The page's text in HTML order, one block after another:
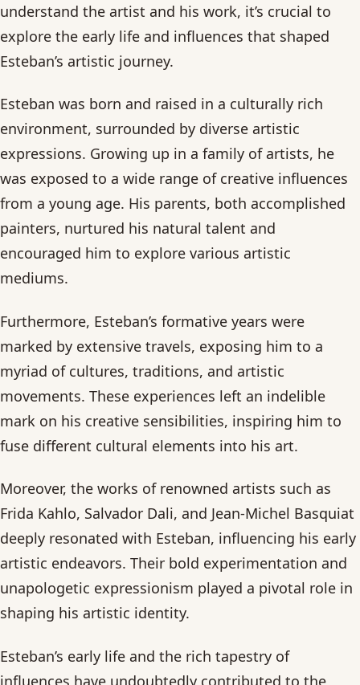
understand the artist and his work, it’s crucial to
explore the early life and influences that shaped
Esteban’s artistic journey.
Esteban was born and raised in a culturally rich
environment, surrounded by diverse artistic
expressions. Growing up in a family of artists, he
was exposed to a wide range of creative influences
from a young age. His parents, both accomplished
painters, nurtured his natural talent and
encouraged him to explore various artistic
mediums.
Furthermore, Esteban’s formative years were
marked by extensive travels, exposing him to a
myriad of cultures, traditions, and artistic
movements. These experiences left an indelible
mark on his creative sensibilities, inspiring him to
fuse different cultural elements into his art.
Moreover, the works of renowned artists such as
Frida Kahlo, Salvador Dali, and Jean-Michel Basquiat
deeply resonated with Esteban, influencing his early
artistic endeavors. Their bold experimentation and
unapologetic expressionism played a pivotal role in
shaping his artistic identity.
Esteban’s early life and the rich tapestry of
influences have undoubtedly contributed to the